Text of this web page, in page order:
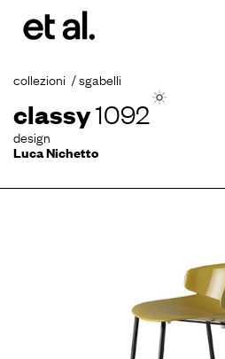
collezioni sgabelli
classy1092
design
Luca Nichetto